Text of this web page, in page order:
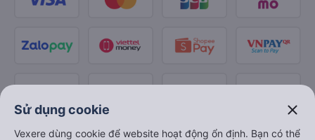
Sử dụng cookie close
Vexere dùng cookie để website hoạt động ổn định. Bạn có thể